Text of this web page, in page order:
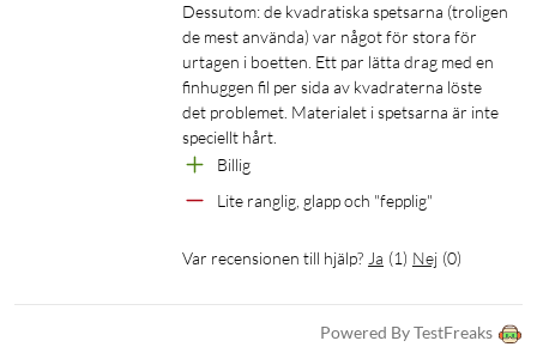
Dessutom: de kvadratiska spetsarna (troligen
de mest använda) var något för stora för
urtagen i boetten. Ett par lätta drag med en
finhuggen fil per sida av kvadraterna löste
det problemet. Materialet i spetsarna är inte
speciellt hårt.
Billig
Lite ranglig, glapp och "fepplig"
Var recensionen till hjälp? Ja (1) Nej (0)
Powered By TestFreaks